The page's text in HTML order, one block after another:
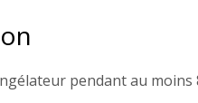
pendant au